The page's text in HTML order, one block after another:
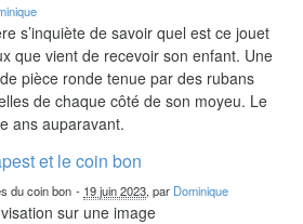
s’inquiète de savoir quel est ce jouet
que vient de recevoir son enfant. Une
pièce ronde tenue par des rubans
de chaque côté de son moyeu. Le
ans auparavant.
et le coin bon
du coin bon - 19 juin 2023, par Dominique
sur une image